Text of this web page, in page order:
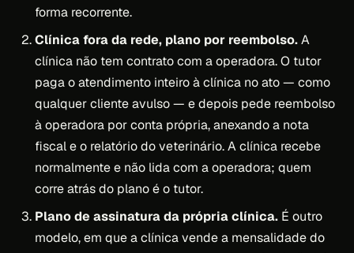
forma recorrente.
Clínica fora da rede, plano por reembolso.A
clínica não tem contrato com a operadora. O tutor
paga o atendimento inteiro à clínica no ato — como
qualquer cliente avulso — e depois pede reembolso
à operadora por conta própria, anexando a nota
fiscal e o relatório do veterinário. A clínica recebe
normalmente e não lida com a operadora; quem
corre atrás do plano é o tutor.
Plano de assinatura da própria clínica. É outro
modelo, em que a clínica vende a mensalidade do